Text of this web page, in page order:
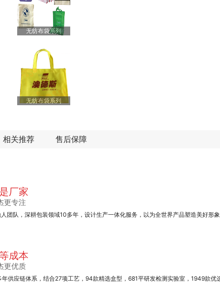
无纺布袋系列
无纺布袋系列
相关推荐 售后保障
厂家
更专注
团队，深耕包装领域10多年，设计生产一体化服务，以为全世界产品塑造美好形
成本
更优质
年供应链体系，结合27项工艺，94款精选盒型，681平研发检测实验室，1949款优